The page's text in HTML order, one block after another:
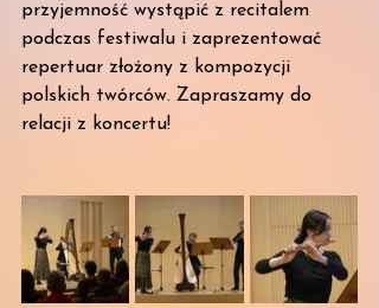
przyjemność wystąpić z recitalem
podczas festiwalu i zaprezentować
repertuar złożony z kompozycji
polskich twórców. Zapraszamy do
relacji z koncertu!